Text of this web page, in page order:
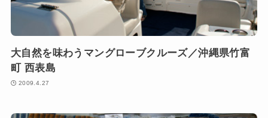
大自然を味わうマングローブクルーズ／沖縄県竹富
町 西表島
2009.4.27